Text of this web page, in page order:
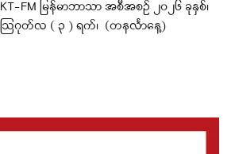
KT-FM မြန်မာဘာသာ အစီအစဉ် ၂၀၂၆ ခုနှစ်၊
ဩဂုတ်လ ( ၃ ) ရက်၊ (တနင်္လာနေ့)